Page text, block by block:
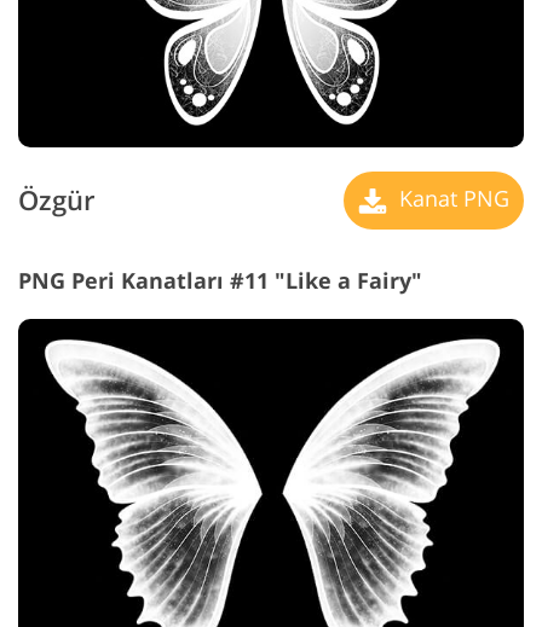
Özgür Kanat PNG
PNG Peri Kanatları #11 "Like a Fairy"